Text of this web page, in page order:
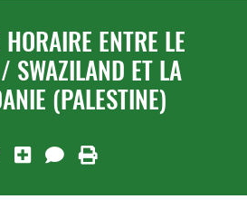
ENTRE LE
SWAZILAND ET LA
(PALESTINE)